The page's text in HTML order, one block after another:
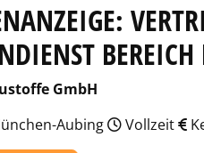
BEREICH
GmbH
Aubing
Vollzeit